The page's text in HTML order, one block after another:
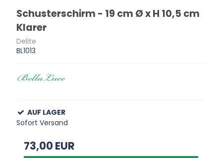
Schusterschirm - 19 cm Ø x H 10,5 cm
Klarer
Delite
BL1013
AUF LAGER
Sofort Versand
73,00 EUR